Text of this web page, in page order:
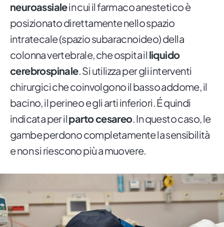
neuroassialein cui il farmaco anestetico è
posizionato direttamente nello spazio
intratecale (spazio subaracnoideo) della
colonna vertebrale, che ospita il liquido
cerebrospinale. Si utilizza per gli interventi
chirurgici che coinvolgono il basso addome, il
bacino, il perineo e gli arti inferiori. É quindi
indicata per ilparto cesareo. In questo caso, le
gambe perdono completamente la sensibilità
e non si riescono più a muovere.